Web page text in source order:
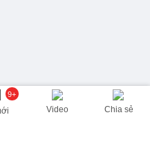
9+
Video Chia sẻ